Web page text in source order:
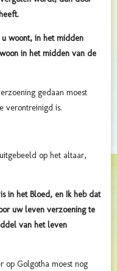
woont, in het midden
in het midden van de
gedaan moest
verontreinigd is.
op het altaar,
in het Bloed, en Ik heb dat
uw leven verzoening te
van het leven
op Golgotha moest nog